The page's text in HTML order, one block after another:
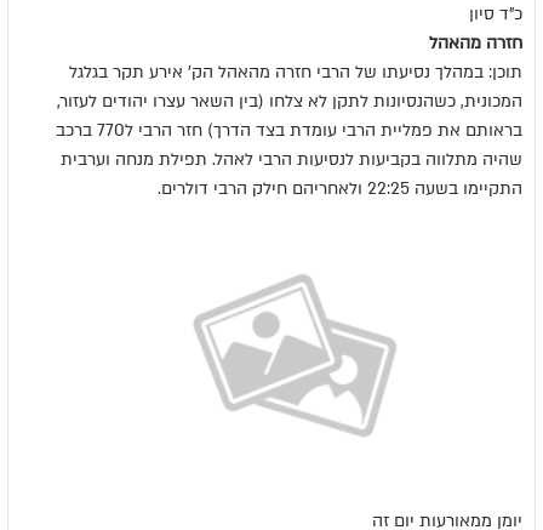
כ"ד סיון
חזרה מהאהל
תוכן: במהלך נסיעתו של הרבי חזרה מהאהל הק' אירע תקר בגלגל
המכונית, כשהנסיונות לתקן לא צלחו (בין השאר עצרו יהודים לעזור,
בראותם את פמליית הרבי עומדת בצד הדרך) חזר הרבי ל770 ברכב
שהיה מתלווה בקביעות לנסיעות הרבי לאהל. תפילת מנחה וערבית
התקיימו בשעה 22:25 ולאחריהם חילק הרבי דולרים.
יומן ממאורעות יום זה